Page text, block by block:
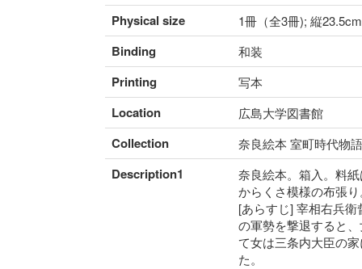
Physical size 1冊（全3冊); 縦
Binding 和装
Printing 写本
Location 広島大学図書館
Collection 奈良絵本 室町時代物語
Description1
奈良絵本。箱入。料
からくさ模様の布張
[あらすじ] 宰相右兵
の軍勢を撃退すると
て女は三条内大臣の
た。